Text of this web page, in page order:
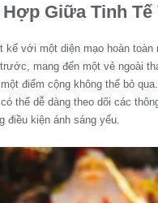
Giữa Tinh Tế
kế với một diện mạo hoàn
mang đến một vẻ ngoài
điểm cộng không thể bỏ
thể dễ dàng theo dõi các
điều kiện ánh sáng yếu.